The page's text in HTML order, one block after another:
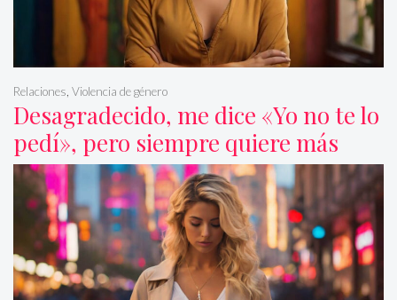
Desagradecido, me dice «Yo no te lo
pedí», pero siempre quiere más
Relaciones, Violencia de género